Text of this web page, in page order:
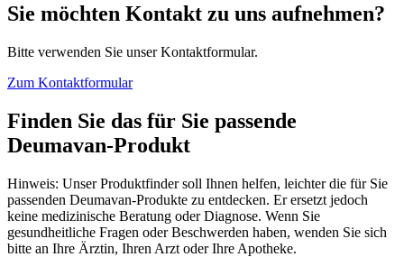
Sie möchten Kontakt zu uns aufnehmen?
Bitte verwenden Sie unser Kontaktformular.
Zum Kontaktformular
Finden Sie das für Sie passende
Deumavan-Produkt
Hinweis: Unser Produktfinder soll Ihnen helfen, leichter die für Sie
passenden Deumavan-Produkte zu entdecken. Er ersetzt jedoch
keine medizinische Beratung oder Diagnose. Wenn Sie
gesundheitliche Fragen oder Beschwerden haben, wenden Sie sich
bitte an Ihre Ärztin, Ihren Arzt oder Ihre Apotheke.